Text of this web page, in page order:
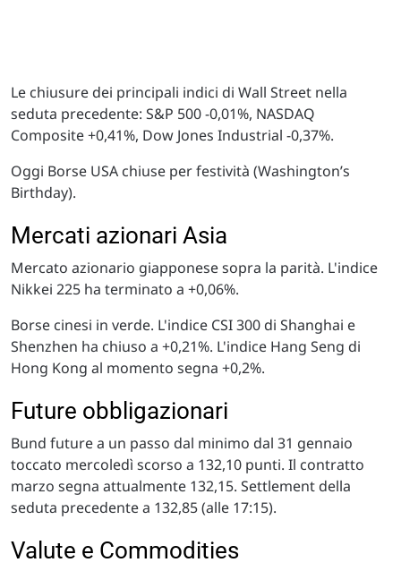
Le chiusure dei principali indici di Wall Street nella
seduta precedente: S&P 500 -0,01%, NASDAQ
Composite +0,41%, Dow Jones Industrial -0,37%.
Oggi Borse USA chiuse per festività (Washington’s
Birthday).
Mercati azionari Asia
Mercato azionario giapponese sopra la parità. L'indice
Nikkei 225 ha terminato a +0,06%.
Borse cinesi in verde. L'indice CSI 300 di Shanghai e
Shenzhen ha chiuso a +0,21%. L'indice Hang Seng di
Hong Kong al momento segna +0,2%.
Future obbligazionari
Bund future a un passo dal minimo dal 31 gennaio
toccato mercoledì scorso a 132,10 punti. Il contratto
marzo segna attualmente 132,15. Settlement della
seduta precedente a 132,85 (alle 17:15).
Valute e Commodities